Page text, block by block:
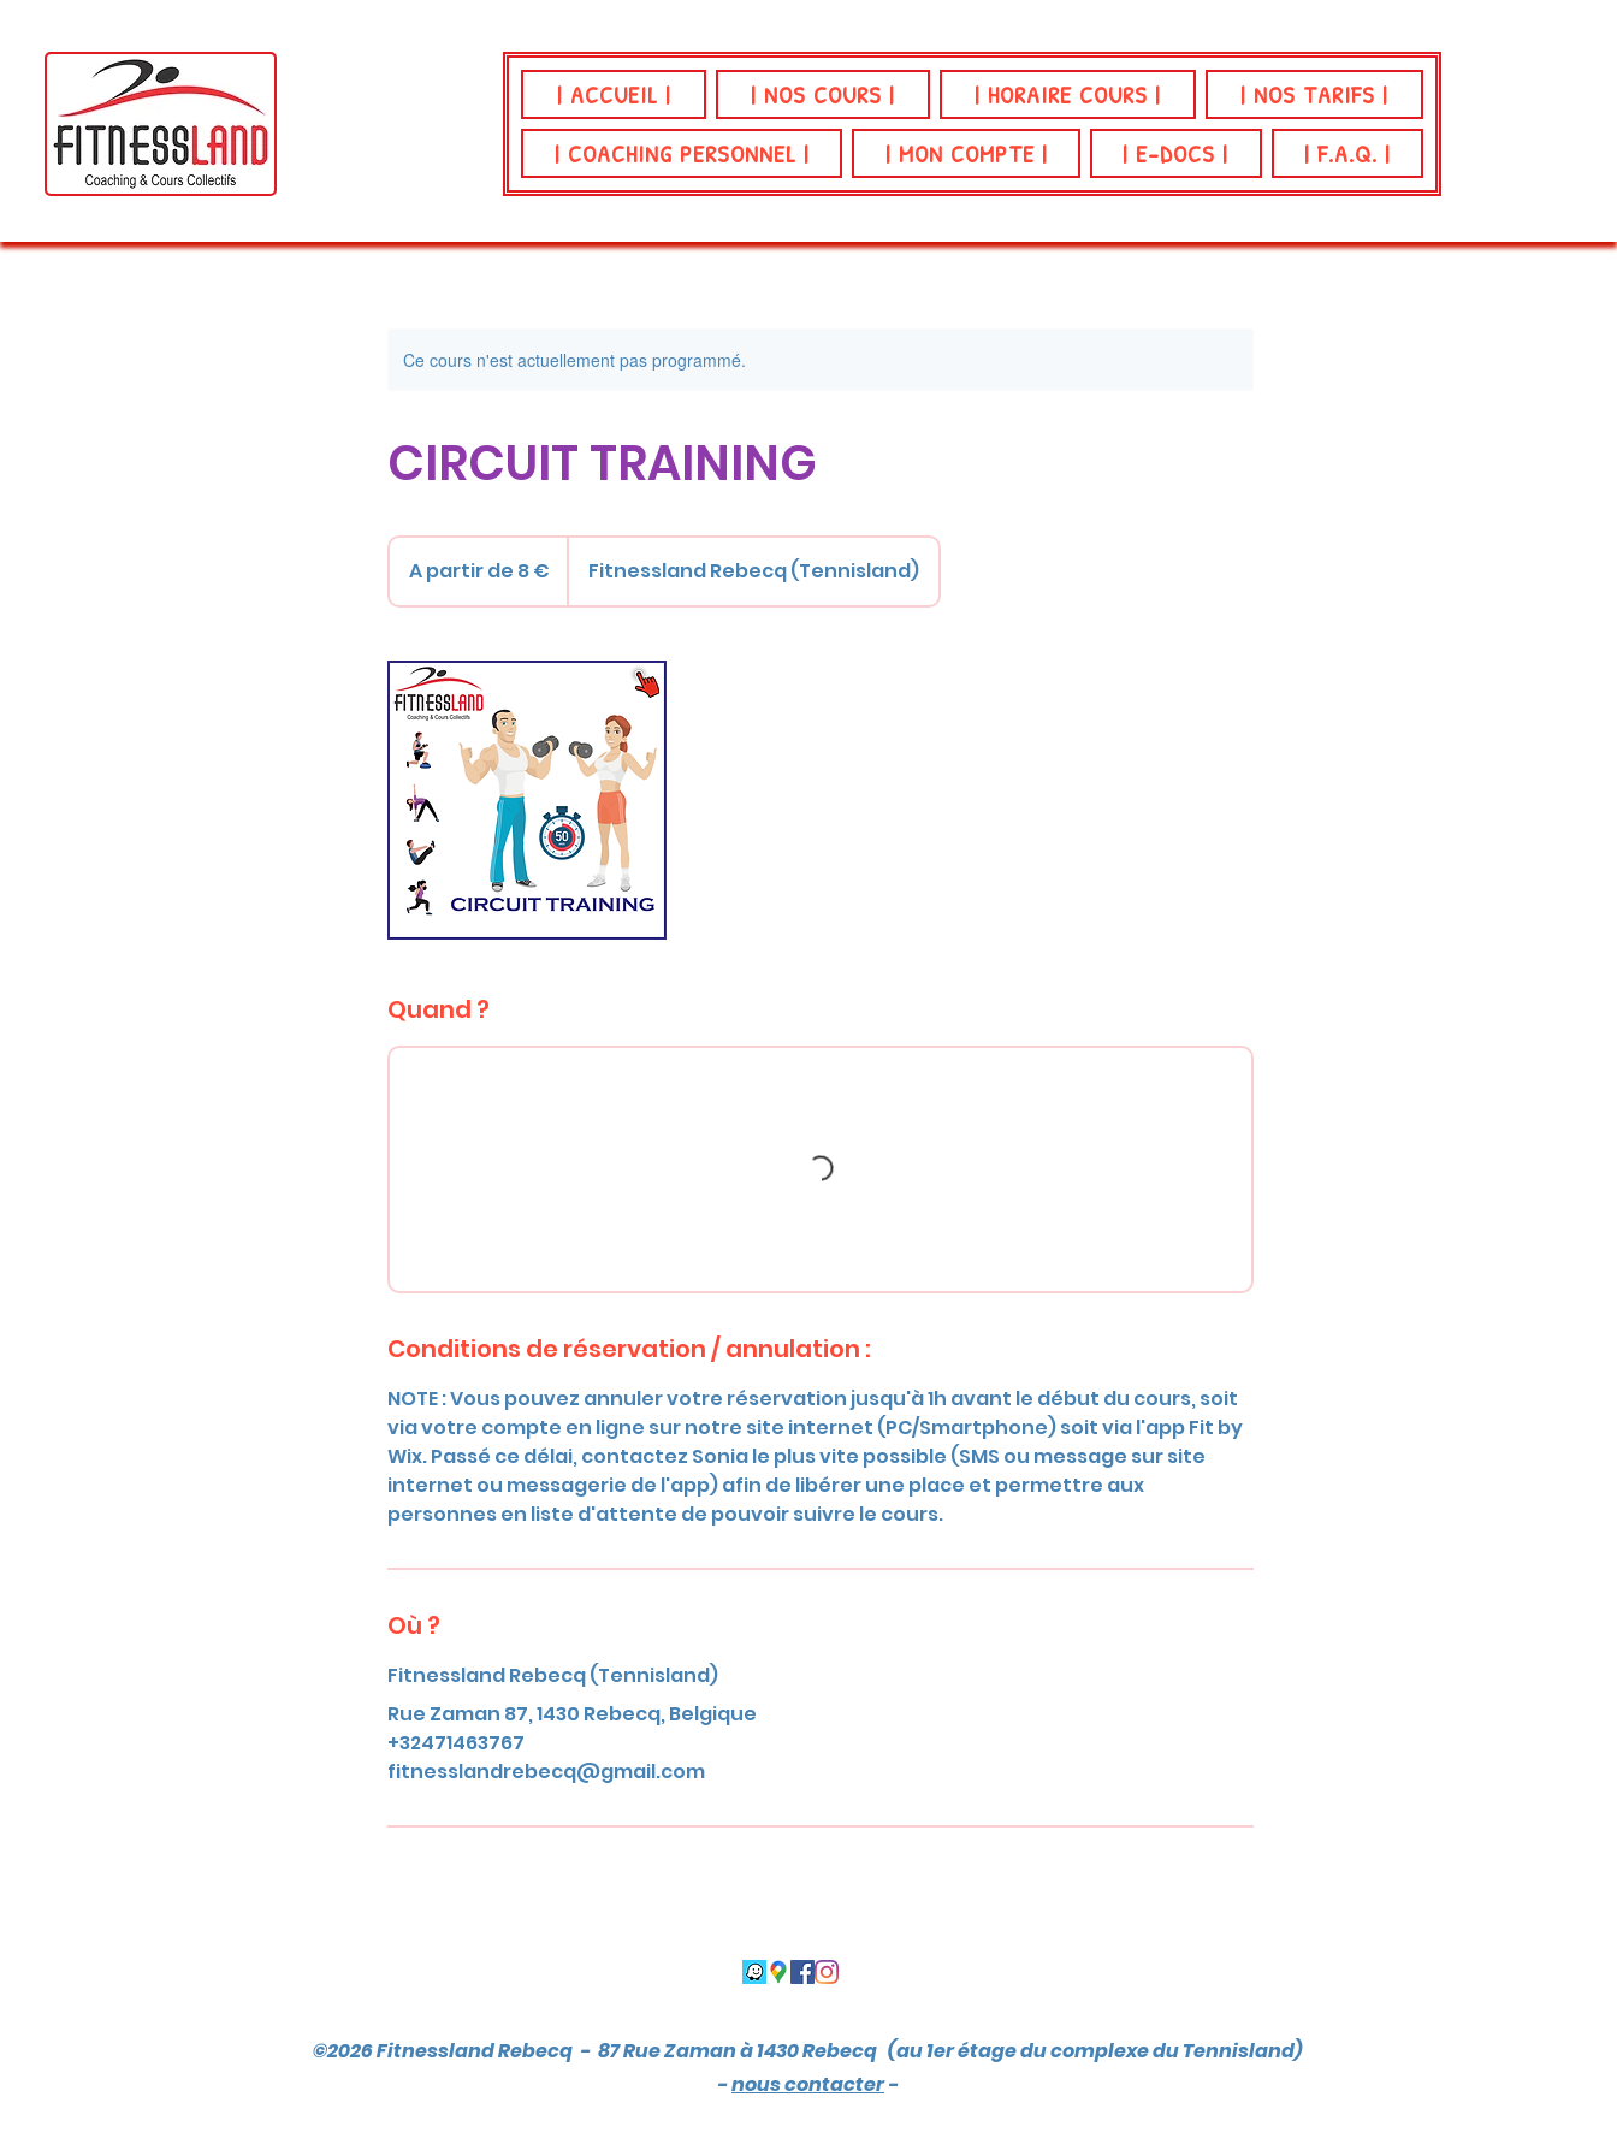
| ACCUEIL | | NOS COURS | | HORAIRE COURS |
| NOS TARIFS |
| COACHING PERSONNEL |
| MON COMPTE | | E-DOCS | | F.A.Q. |
Ce cours n'est actuellement pas programmé.
CIRCUIT TRAINING
A
€
A partir de 8 € Fitnessland Rebecq (Tennisland)
Quand ?
Conditions de réservation / annulation :
NOTE : Vous pouvez annuler votre réservation jusqu'à 1h avant le début du cours, soit
via votre compte en ligne sur notre site internet (PC/Smartphone) soit via l'app Fit by
Wix. Passé ce délai, contactez Sonia le plus vite possible (SMS ou message sur site
internet ou messagerie de l'app) afin de libérer une place et permettre aux
personnes en liste d'attente de pouvoir suivre le cours.
Où ?
Fitnessland Rebecq (Tennisland)
Rue Zaman 87, 1430 Rebecq, Belgique
+32471463767
fitnesslandrebecq@gmail.com
©2026 Fitnessland Rebecq - 87 Rue Zaman à 1430 Rebecq (au 1er étage du complexe du Tennisland)
-nous contacter-